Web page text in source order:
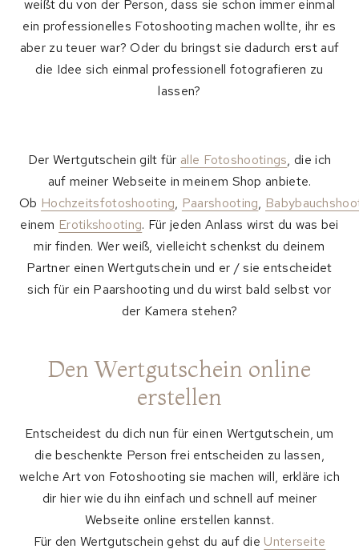
weißt du von der Person, dass sie schon immer einmal
ein professionelles Fotoshooting machen wollte, ihr es
aber zu teuer war? Oder du bringst sie dadurch erst auf
die Idee sich einmal professionell fotografieren zu
lassen?
Der Wertgutschein gilt für alle Fotoshootings, die ich
auf meiner Webseite in meinem Shop anbiete.
Ob Hochzeitsfotoshooting, Paarshooting,
einem Erotikshooting. Für jeden Anlass wirst du was bei
mir finden. Wer weiß, vielleicht schenkst du deinem
Partner einen Wertgutschein und er / sie entscheidet
sich für ein Paarshooting und du wirst bald selbst vor
der Kamera stehen?
Den Wertgutschein online
erstellen
Entscheidest du dich nun für einen Wertgutschein, um
die beschenkte Person frei entscheiden zu lassen,
welche Art von Fotoshooting sie machen will, erkläre ich
dir hier wie du ihn einfach und schnell auf meiner
Webseite online erstellen kannst.
Für den Wertgutschein gehst du auf die Unterseite